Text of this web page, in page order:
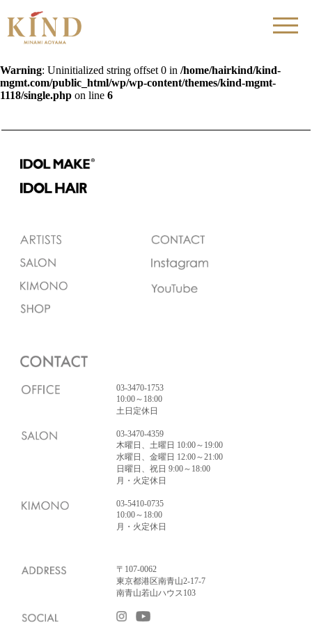
Warning: Uninitialized string offset 0 in /home/hairkind/kind-
mgmt.com/public_html/wp/wp-content/themes/kind-mgmt-
1118/single.php on line 6
03-3470-1753
10:00～18:00
土日定休日
03-3470-4359
木曜日、土曜日 10:00～19:00
水曜日、金曜日 12:00～21:00
日曜日、祝日 9:00～18:00
月・火定休日
03-5410-0735
10:00～18:00
月・火定休日
〒107-0062
東京都港区南青山2-17-7
南青山若山ハウス103